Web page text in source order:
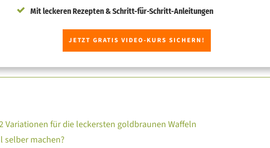
Mit leckeren Rezepten & Schritt-für-Schritt-Anleitungen
JETZT GRATIS VIDEO-KURS SICHERN!
Variationen für die leckersten goldbraunen Waffeln
selber machen?